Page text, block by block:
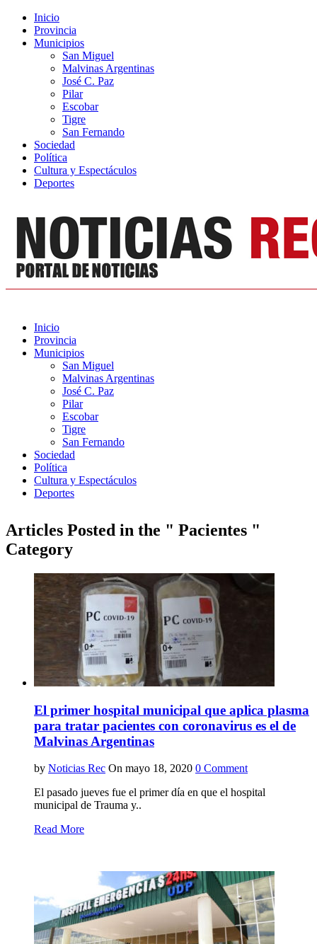
Inicio
Provincia
Municipios
San Miguel
Malvinas Argentinas
José C. Paz
Pilar
Escobar
Tigre
San Fernando
Sociedad
Política
Cultura y Espectáculos
Deportes
Inicio
Provincia
Municipios
San Miguel
Malvinas Argentinas
José C. Paz
Pilar
Escobar
Tigre
San Fernando
Sociedad
Política
Cultura y Espectáculos
Deportes
Articles Posted in the " Pacientes "
Category
El primer hospital municipal que aplica plasma
para tratar pacientes con coronavirus es el de
Malvinas Argentinas
by Noticias Rec On mayo 18, 2020 0 Comment
El pasado jueves fue el primer día en que el hospital
municipal de Trauma y..
Read More